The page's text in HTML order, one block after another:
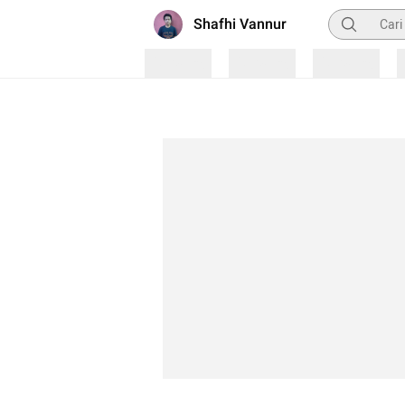
Shafhi Vannur Pencarian